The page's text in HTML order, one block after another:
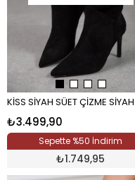
KİSS SİYAH SÜET ÇİZME SİYAH
₺3.499,90
Sepette %50 İndirim
₺1.749,95